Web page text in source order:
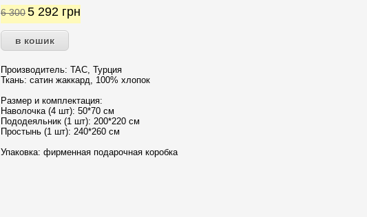
6 3005 292 грн
Производитель: TAC, Турция
Ткань: сатин жаккард, 100% хлопок
Размер и комплектация:
Наволочка (4 шт): 50*70 см
Пододеяльник (1 шт): 200*220 см
Простынь (1 шт): 240*260 см
Упаковка: фирменная подарочная коробка